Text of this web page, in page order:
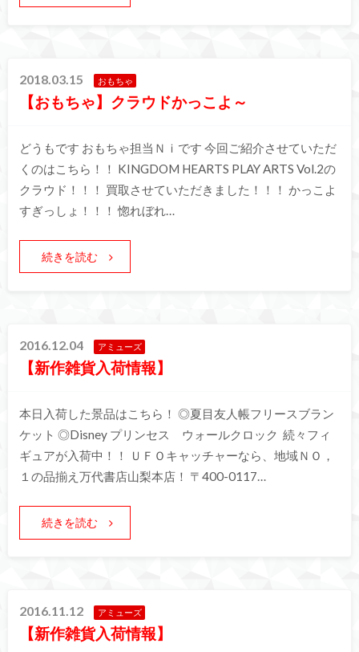
2018.03.15 おもちゃ
【おもちゃ】クラウドかっこよ～
どうもです おもちゃ担当Ｎｉです 今回ご紹介させていただ
くのはこちら！！ KINGDOM HEARTS PLAY ARTS Vol.2の
クラウド！！！ 買取させていただきました！！！ かっこよ
すぎっしょ！！！ 惚れぼれ…
続きを読む
2016.12.04 アミューズ
【新作雑貨入荷情報】
本日入荷した景品はこちら！ ◎夏目友人帳フリースブラン
ケット ◎Disney プリンセス ウォールクロック 続々フィ
ギュアが入荷中！！ ＵＦＯキャッチャーなら、地域ＮＯ，
１の品揃え万代書店山梨本店！ 〒400-0117…
続きを読む
2016.11.12 アミューズ
【新作雑貨入荷情報】